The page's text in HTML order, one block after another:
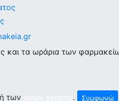
και τα ωράρια των
των . Συμφωνώ